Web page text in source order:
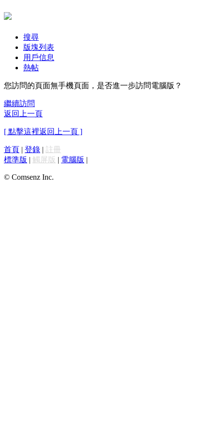
搜尋
版塊列表
用戶信息
熱帖
您訪問的頁面無手機頁面，是否進一步訪問電腦版？
繼續訪問
返回上一頁
[ 點擊這裡返回上一頁 ]
首頁 | 登錄 | 註冊
標準版 | 觸屏版 | 電腦版 |
© Comsenz Inc.